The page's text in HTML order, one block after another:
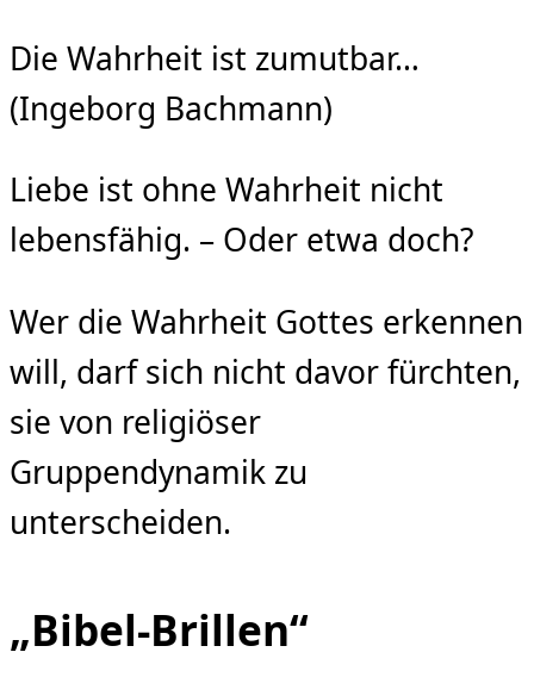
Die Wahrheit ist zumutbar…
(Ingeborg Bachmann)
Liebe ist ohne Wahrheit nicht
lebensfähig. – Oder etwa doch?
Wer die Wahrheit Gottes erkennen
will, darf sich nicht davor fürchten,
sie von religiöser
Gruppendynamik zu
unterscheiden.
„Bibel-Brillen“